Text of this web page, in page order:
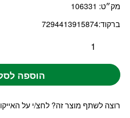
מק״ט: 106331
ברקוד:7294413915874
הוספה
רוצה לשתף מוצר זה? לחצ/י על